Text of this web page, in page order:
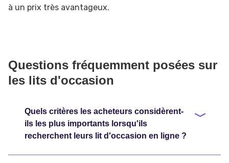
à un prix très avantageux.
Questions fréquemment posées sur
les lits d'occasion
Quels critères les acheteurs considèrent-
ils les plus importants lorsqu'ils
recherchent leurs lit d'occasion en ligne ?